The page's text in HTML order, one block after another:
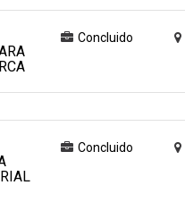
Concluido
Concluido